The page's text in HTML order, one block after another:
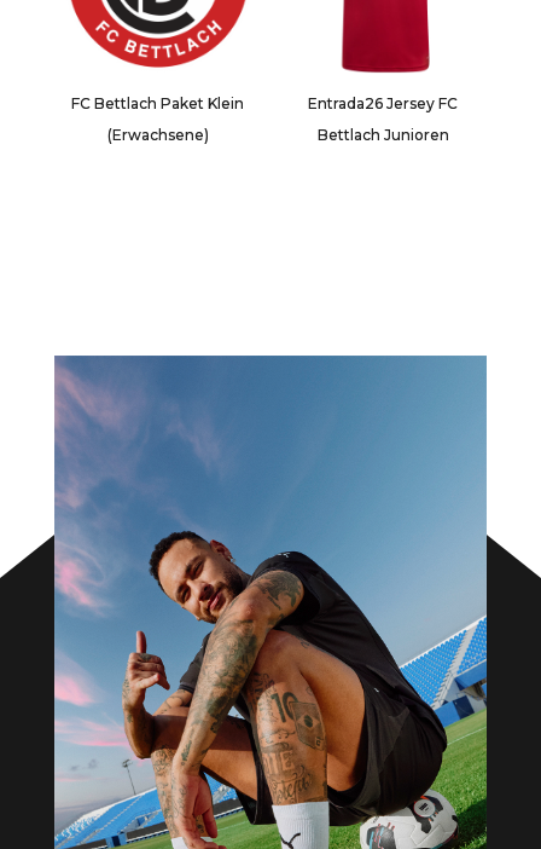
FC Bettlach Paket Klein
(Erwachsene)
Entrada26 Jersey FC
Bettlach Junioren